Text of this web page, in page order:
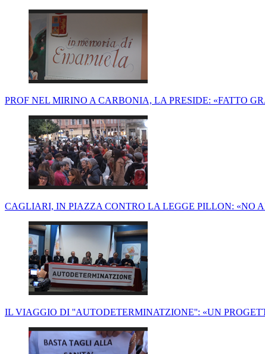
PROF NEL MIRINO A CARBONIA, LA PRESIDE: «FATTO
CAGLIARI, IN PIAZZA CONTRO LA LEGGE PILLON: «NO
IL VIAGGIO DI ''AUTODETERMINATZIONE'': «UN